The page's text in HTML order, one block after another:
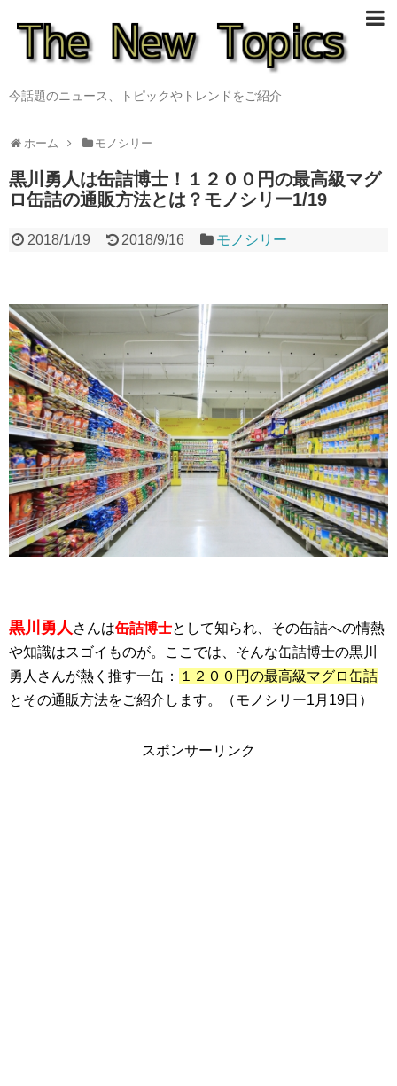
今話題のニュース、トピックやトレンドをご紹介
ホーム モノシリー
黒川勇人は缶詰博士！１２００円の最高級マグ
ロ缶詰の通販方法とは？モノシリー1/19
2018/1/19 2018/9/16 モノシリー
黒川勇人さんは缶詰博士として知られ、その缶詰への情熱
や知識はスゴイものが。ここでは、そんな缶詰博士の黒川
勇人さんが熱く推す一缶：
１２００円の最高級マグロ缶詰
とその通販方法をご紹介します。（モノシリー1月19日）
スポンサーリンク